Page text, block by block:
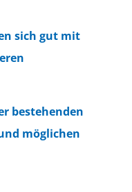
sich gut mit
bestehenden
möglichen